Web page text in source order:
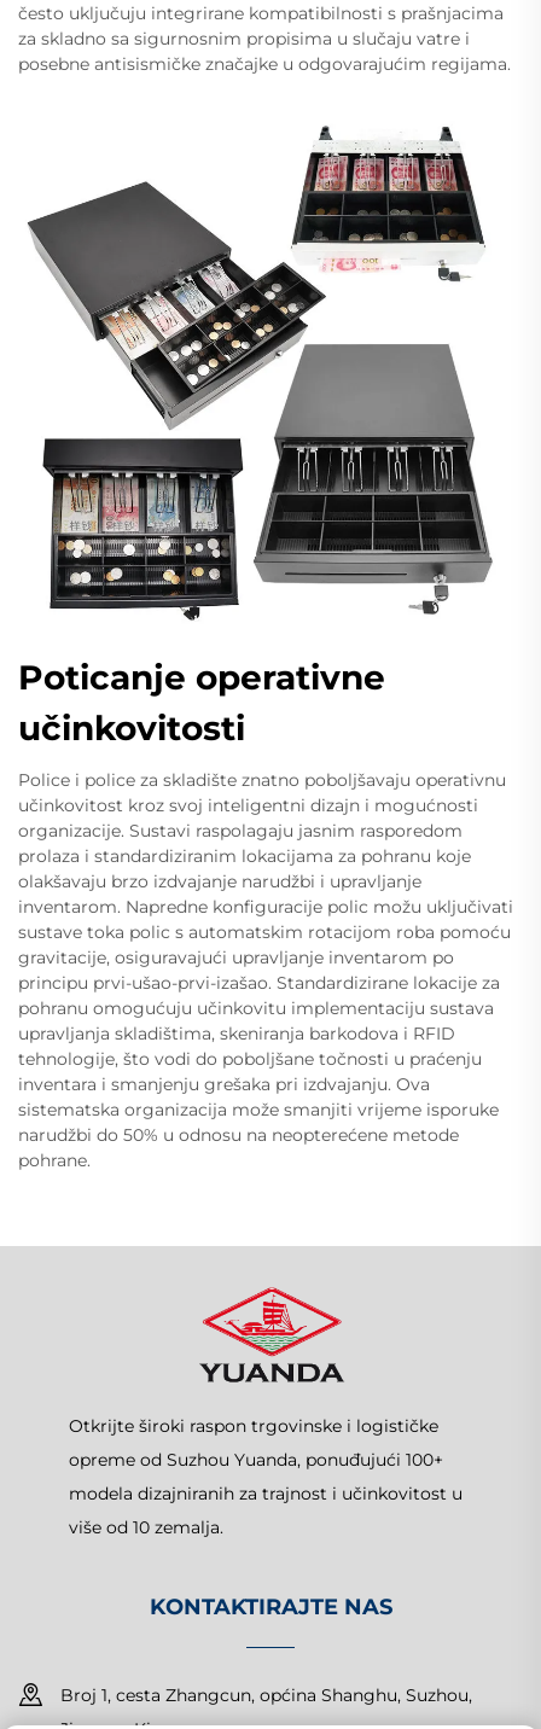
često uključuju integrirane kompatibilnosti s prašnjacima
za skladno sa sigurnosnim propisima u slučaju vatre i
posebne antisismičke značajke u odgovarajućim regijama.
Poticanje operativne
učinkovitosti
Police i police za skladište znatno poboljšavaju operativnu
učinkovitost kroz svoj inteligentni dizajn i mogućnosti
organizacije. Sustavi raspolagaju jasnim rasporedom
prolaza i standardiziranim lokacijama za pohranu koje
olakšavaju brzo izdvajanje narudžbi i upravljanje
inventarom. Napredne konfiguracije polic možu uključivati
sustave toka polic s automatskim rotacijom roba pomoću
gravitacije, osiguravajući upravljanje inventarom po
principu prvi-ušao-prvi-izašao. Standardizirane lokacije za
pohranu omogućuju učinkovitu implementaciju sustava
upravljanja skladištima, skeniranja barkodova i RFID
tehnologije, što vodi do poboljšane točnosti u praćenju
inventara i smanjenju grešaka pri izdvajanju. Ova
sistematska organizacija može smanjiti vrijeme isporuke
narudžbi do 50% u odnosu na neopterećene metode
pohrane.
Otkrijte široki raspon trgovinske i logističke
opreme od Suzhou Yuanda, ponuđujući 100+
modela dizajniranih za trajnost i učinkovitost u
više od 10 zemalja.
KONTAKTIRAJTE NAS
Broj 1, cesta Zhangcun, općina Shanghu, Suzhou,